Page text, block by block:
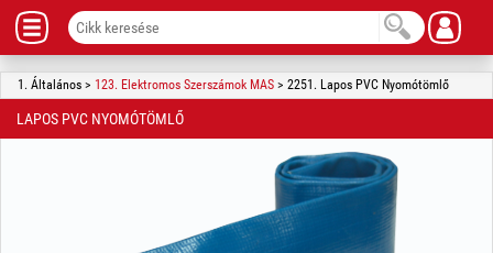
1. Általános > 123. Elektromos Szerszámok MAS > 2251. Lapos PVC Nyomótömlő
LAPOS PVC NYOMÓTÖMLŐ